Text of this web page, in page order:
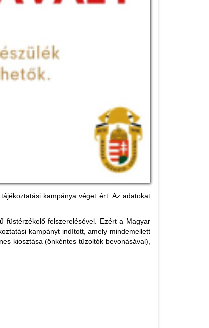
kampánya véget ért. Az adatokat
füstérzékelő felszerelésével. Ezért a Magyar
kampányt indított, amely mindemellett
kiosztása (önkéntes tűzoltók bevonásával),